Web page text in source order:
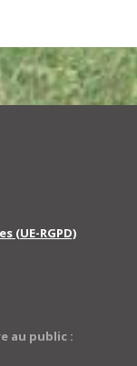
(UE-RGPD)
au public :